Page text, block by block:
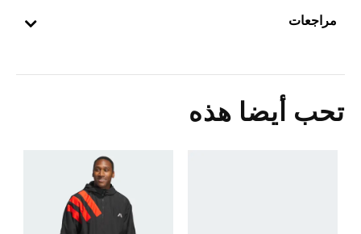
مراجعات
تحب أيضا هذه
Price Reduced From